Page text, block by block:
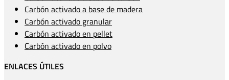
Carbón activado a base de madera
Carbón activado granular
Carbón activado en pellet
Carbón activado en polvo
ENLACES ÚTILES